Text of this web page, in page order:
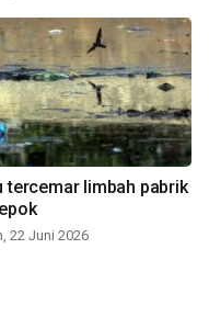
tercemar limbah pabrik
22 Juni 2026